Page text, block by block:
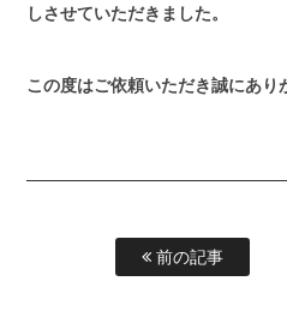
しさせていただきました。
この度はご依頼いただき誠にあり
前の記事